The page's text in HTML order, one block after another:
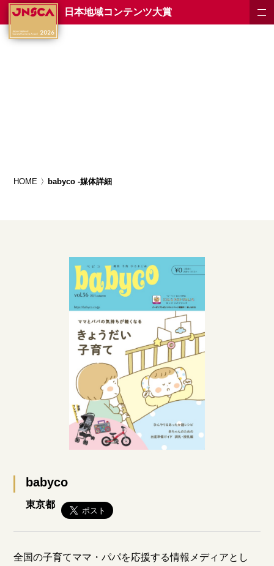
日本地域コンテンツ大賞
HOME babyco -媒体詳細
babyco
東京都
全国の子育てママ・パパを応援する情報メディアとし